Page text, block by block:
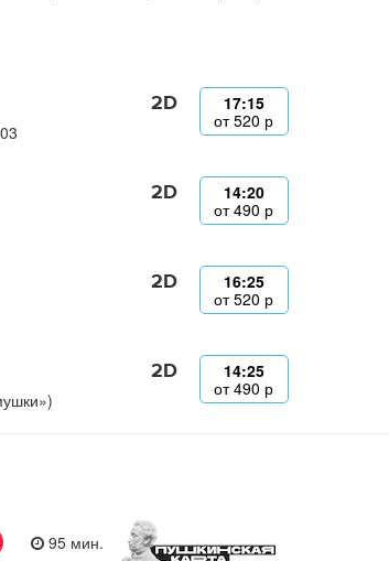
2D
17:15
от520 р
2D
14:20
от490 р
2D
16:25
от520 р
2D
14:25
от490 р
95 мин.